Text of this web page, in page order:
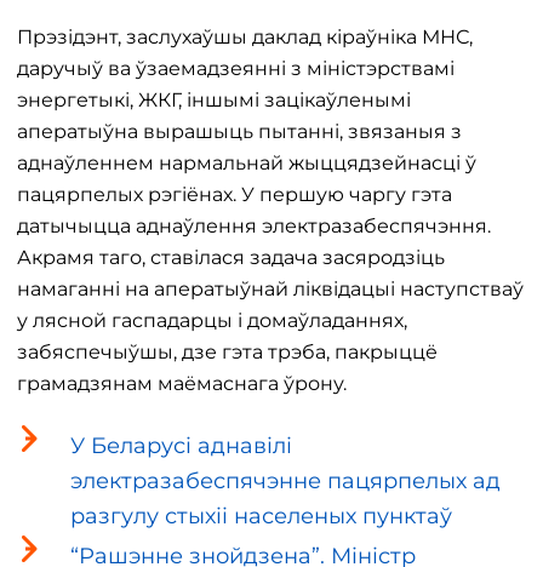
Прэзідэнт, заслухаўшы даклад кіраўніка МНС,
даручыў ва ўзаемадзеянні з міністэрствамі
энергетыкі, ЖКГ, іншымі зацікаўленымі
аператыўна вырашыць пытанні, звязаныя з
аднаўленнем нармальнай жыццядзейнасці ў
пацярпелых рэгіёнах. У першую чаргу гэта
датычыцца аднаўлення электразабеспячэння.
Акрамя таго, ставілася задача засяродзіць
намаганні на аператыўнай ліквідацыі наступстваў
у лясной гаспадарцы і домаўладаннях,
забяспечыўшы, дзе гэта трэба, пакрыццё
грамадзянам маёмаснага ўрону.
У Беларусі аднавілі
электразабеспячэнне пацярпелых ад
разгулу стыхіі населеных пунктаў
“Рашэнне знойдзена”. Міністр